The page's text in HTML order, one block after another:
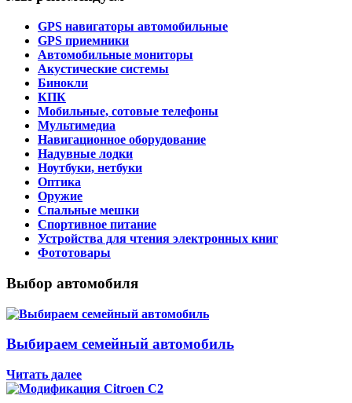
GPS навигаторы автомобильные
GPS приемники
Автомобильные мониторы
Акустические системы
Бинокли
КПК
Мобильные, сотовые телефоны
Мультимедиа
Навигационное оборудование
Надувные лодки
Ноутбуки, нетбуки
Оптика
Оружие
Спальные мешки
Спортивное питание
Устройства для чтения электронных книг
Фототовары
Выбор автомобиля
Выбираем семейный автомобиль
Читать далее